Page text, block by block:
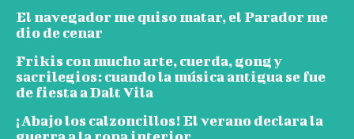
El navegador me quiso matar, el Parador me
dio de cenar
Frikis con mucho arte, cuerda, gong y
sacrilegios: cuando la música antigua se fue
de fiesta a Dalt Vila
¡Abajo los calzoncillos! El verano declara la